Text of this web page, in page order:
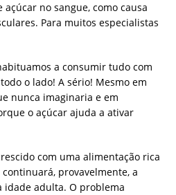
no sangue, como causa
Para muitos especialistas
a consumir tudo com
o lado! A sério! Mesmo em
nunca imaginaria e em
o açúcar ajuda a ativar
com uma alimentação rica
provavelmente, a
idade adulta. O problema